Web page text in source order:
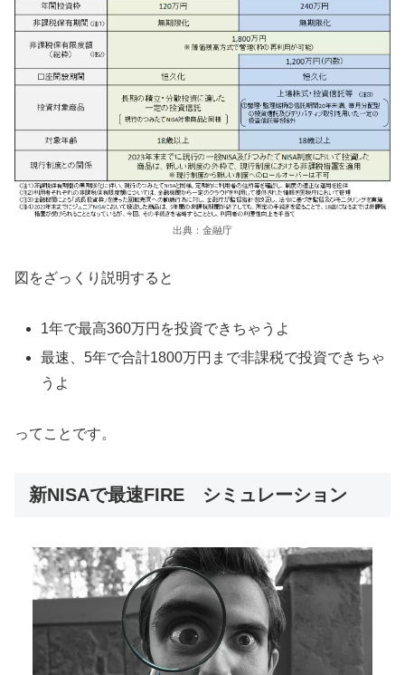
出典：金融庁
図をざっくり説明すると
1年で最高360万円を投資できちゃうよ
最速、5年で合計1800万円まで非課税で投資できちゃ
うよ
ってことです。
新NISAで最速FIRE シミュレーション